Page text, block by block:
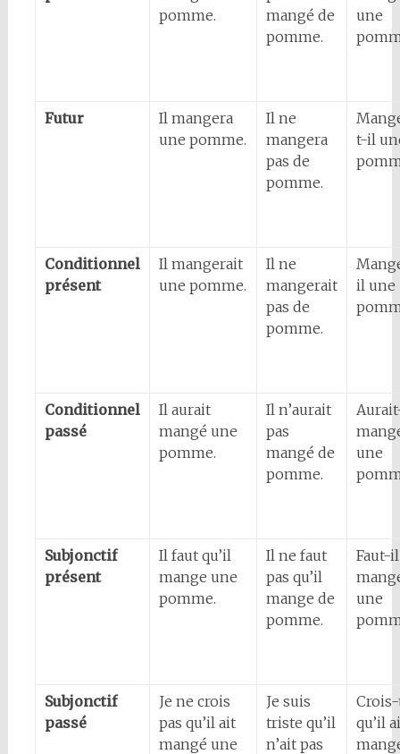
pomme.
mangé de
pomme.
une
Futur
Il mangera
une pomme.
Il ne
mangera
pas de
pomme.
t-il
Conditionnel
présent
Il mangerait
une pomme.
Il ne
mangerait
pas de
pomme.
il une
Conditionnel
passé
Il aurait
mangé une
pomme.
Il n’aurait
pas
mangé de
pomme.
une
Subjonctif
présent
Il faut qu’il
mange une
pomme.
Il ne faut
pas qu’il
mange de
pomme.
Faut-
une
Subjonctif
passé
Je ne crois
pas qu’il ait
mangé une
Je suis
triste qu’il
n’ait pas
qu’il